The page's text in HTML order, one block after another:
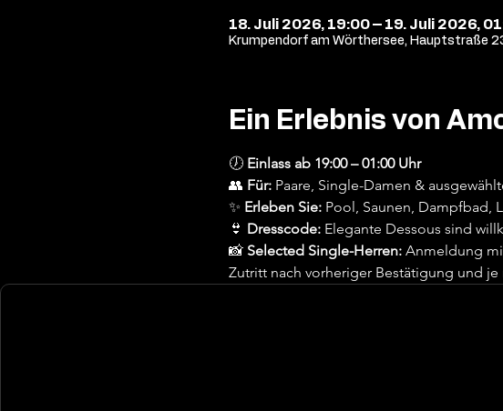
18. Juli 2026, 19:00 – 19. Juli 2026,
Krumpendorf am Wörthersee, Hauptstraße
Ein Erlebnis von
🕖 Einlass ab 19:00 – 01:00 Uhr
👥 Für: Paare, Single-Damen &
✨ Erleben Sie: Pool, Saunen, Dampfbad,
👙 Dresscode: Elegante Dessous sind
📸 Selected Single-Herren: Anmeldung
Zutritt nach vorheriger Bestätigung und je